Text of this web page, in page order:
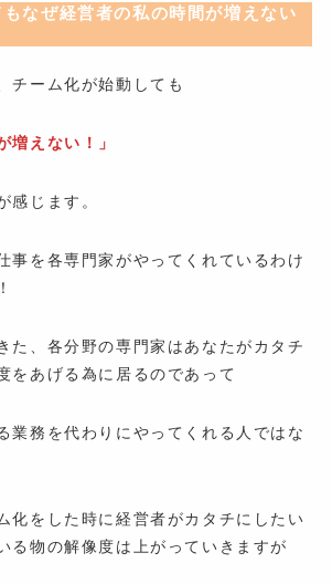
なぜ経営者の私の時間が増えない
チーム化が始動しても
増えない！」
感じます。
事を各専門家がやってくれているわけ
た、各分野の専門家はあなたがカタチ
をあげる為に居るのであって
業務を代わりにやってくれる人ではな
化をした時に経営者がカタチにしたい
る物の解像度は上がっていきますが